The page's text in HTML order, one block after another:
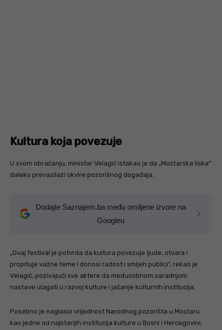
Kultura koja povezuje
U svom obraćanju, ministar Velagić istakao je da „Mostarska liska”
daleko prevazilazi okvire pozorišnog događaja.
Dodajte Saznajem.ba među omiljene izvore na
Googleu
„Ovaj festival je potvrda da kultura povezuje ljude, otvara i
propituje važne teme i donosi radost i smijeh publici”, rekao je
Velagić, pozivajući sve aktere da međusobnom saradnjom
nastave ulagati u razvoj kulture i jačanje kulturnih institucija.
Posebno je naglasio vrijednost Narodnog pozorišta u Mostaru
kao jedne od najstarijih institucija kulture u Bosni i Hercegovini,